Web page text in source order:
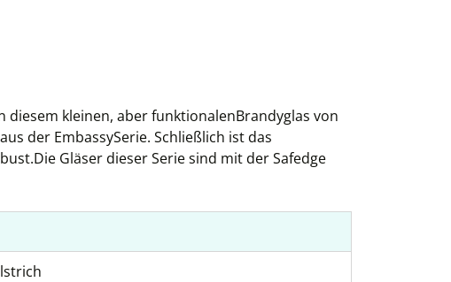
diesem kleinen, aber funktionalenBrandyglas von
der EmbassySerie. Schließlich ist das
Gläser dieser Serie sind mit der Safedge